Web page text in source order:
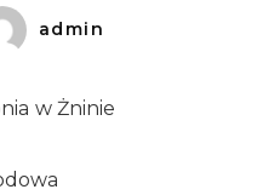
admin
w Żninie